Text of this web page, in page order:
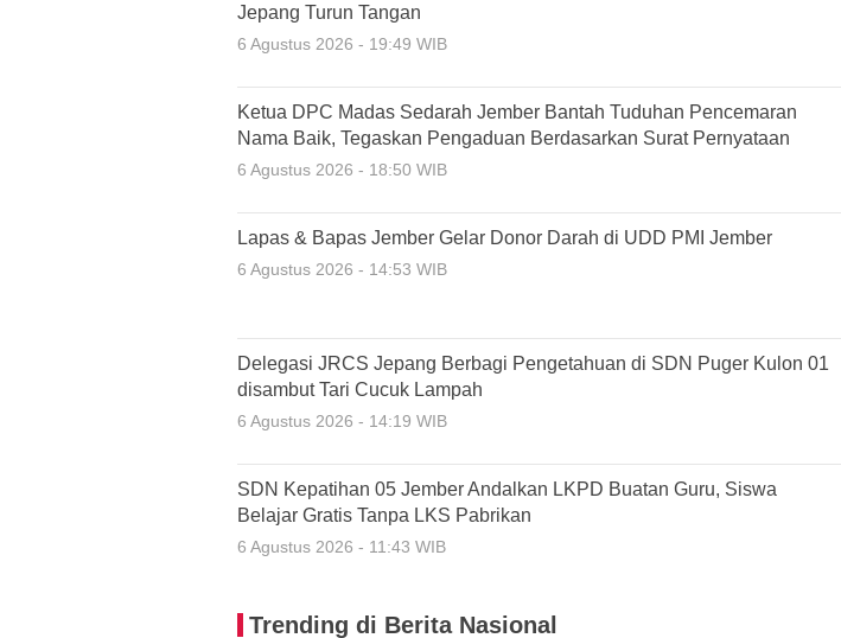
Jepang Turun Tangan
6 Agustus 2026 - 19:49 WIB
Ketua DPC Madas Sedarah Jember Bantah Tuduhan Pencemaran
Nama Baik, Tegaskan Pengaduan Berdasarkan Surat Pernyataan
6 Agustus 2026 - 18:50 WIB
Lapas & Bapas Jember Gelar Donor Darah di UDD PMI Jember
6 Agustus 2026 - 14:53 WIB
Delegasi JRCS Jepang Berbagi Pengetahuan di SDN Puger Kulon 01
disambut Tari Cucuk Lampah
6 Agustus 2026 - 14:19 WIB
SDN Kepatihan 05 Jember Andalkan LKPD Buatan Guru, Siswa
Belajar Gratis Tanpa LKS Pabrikan
6 Agustus 2026 - 11:43 WIB
Trending di Berita Nasional